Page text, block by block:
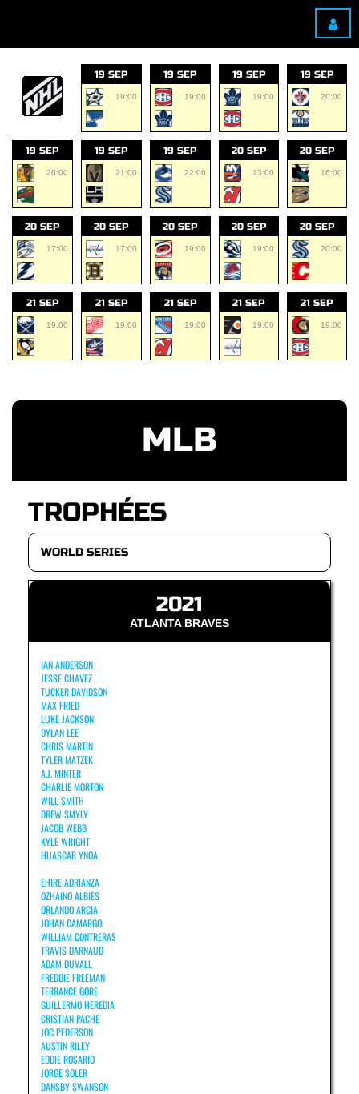
19 SEP
19:00
19 SEP
19:00
19 SEP
19:00
19 SEP
20:00
19 SEP
20:00
19 SEP
21:00
19 SEP
22:00
20 SEP
13:00
20 SEP
16:00
20 SEP
17:00
20 SEP
17:00
20 SEP
19:00
20 SEP
19:00
20 SEP
20:00
21 SEP
19:00
21 SEP
19:00
21 SEP
19:00
21 SEP
19:00
21 SEP
19:00
MLB
TROPHÉES
2021
ATLANTA BRAVES
IAN ANDERSON
JESSE CHAVEZ
TUCKER DAVIDSON
MAX FRIED
LUKE JACKSON
DYLAN LEE
CHRIS MARTIN
TYLER MATZEK
A.J. MINTER
CHARLIE MORTON
WILL SMITH
DREW SMYLY
JACOB WEBB
KYLE WRIGHT
HUASCAR YNOA
EHIRE ADRIANZA
OZHAINO ALBIES
ORLANDO ARCIA
JOHAN CAMARGO
WILLIAM CONTRERAS
TRAVIS DARNAUD
ADAM DUVALL
FREDDIE FREEMAN
TERRANCE GORE
GUILLERMO HEREDIA
CRISTIAN PACHE
JOC PEDERSON
AUSTIN RILEY
EDDIE ROSARIO
JORGE SOLER
DANSBY SWANSON